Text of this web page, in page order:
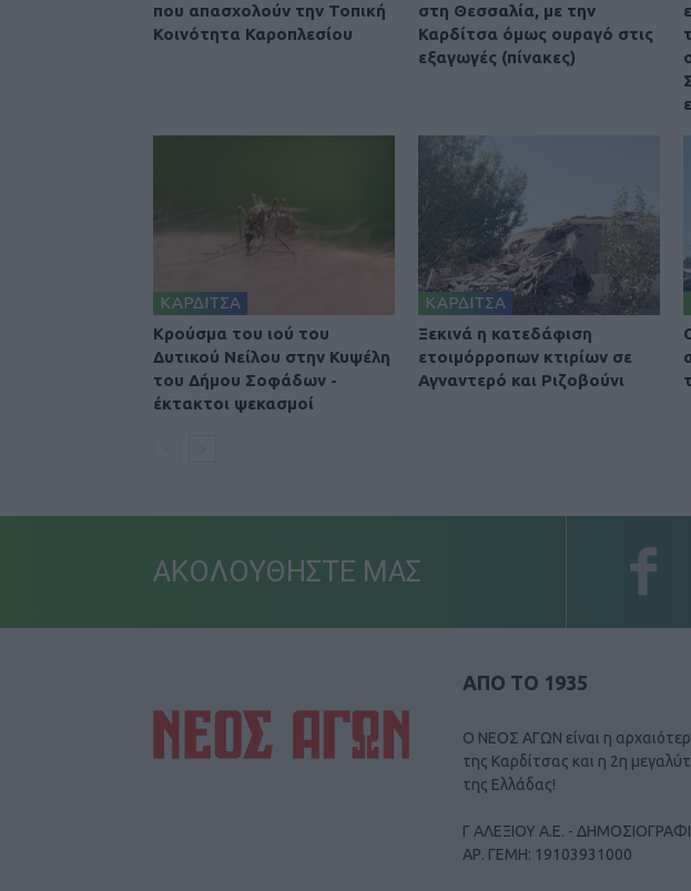
που απασχολούν την Τοπική
Κοινότητα Καροπλεσίου
στη Θεσσαλία, με την
Καρδίτσα όμως ουραγό στις
εξαγωγές (πίνακες)
ΚΑΡΔΙΤΣΑ
Κρούσμα του ιού του
Δυτικού Νείλου στην Κυψέλη
του Δήμου Σοφάδων -
έκτακτοι ψεκασμοί
ΚΑΡΔΙΤΣΑ
Ξεκινά η κατεδάφιση
ετοιμόρροπων κτιρίων σε
Αγναντερό και Ριζοβούνι
ΑΚΟΛΟΥΘΗΣΤΕ ΜΑΣ
ΑΠΟ ΤΟ 1935
Ο ΝΕΟΣ ΑΓΩΝ είναι η
της Καρδίτσας και η 2η
της Ελλάδας!
Γ ΑΛΕΞΙΟΥ Α.Ε. -
ΑΡ. ΓΕΜΗ: 19103931000